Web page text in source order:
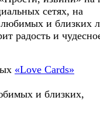
сетях, на
и близких
радость и
«Love Cards»
и близких,